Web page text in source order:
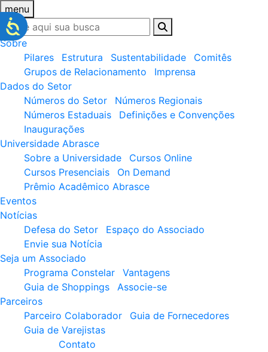
menu
Sobre
Pilares
Estrutura Sustentabilidade
Comitês
Grupos de Relacionamento
Imprensa
Dados do Setor
Números do Setor
Números Regionais
Números Estaduais
Definições e Convenções
Inaugurações
Universidade Abrasce
Sobre a Universidade
Cursos Online
Cursos Presenciais
On Demand
Prêmio Acadêmico Abrasce
Eventos
Notícias
Defesa do Setor
Espaço do Associado
Envie sua Notícia
Seja um Associado
Programa Constelar
Vantagens
Guia de Shoppings
Associe-se
Parceiros
Parceiro Colaborador
Guia de Fornecedores
Guia de Varejistas
Contato